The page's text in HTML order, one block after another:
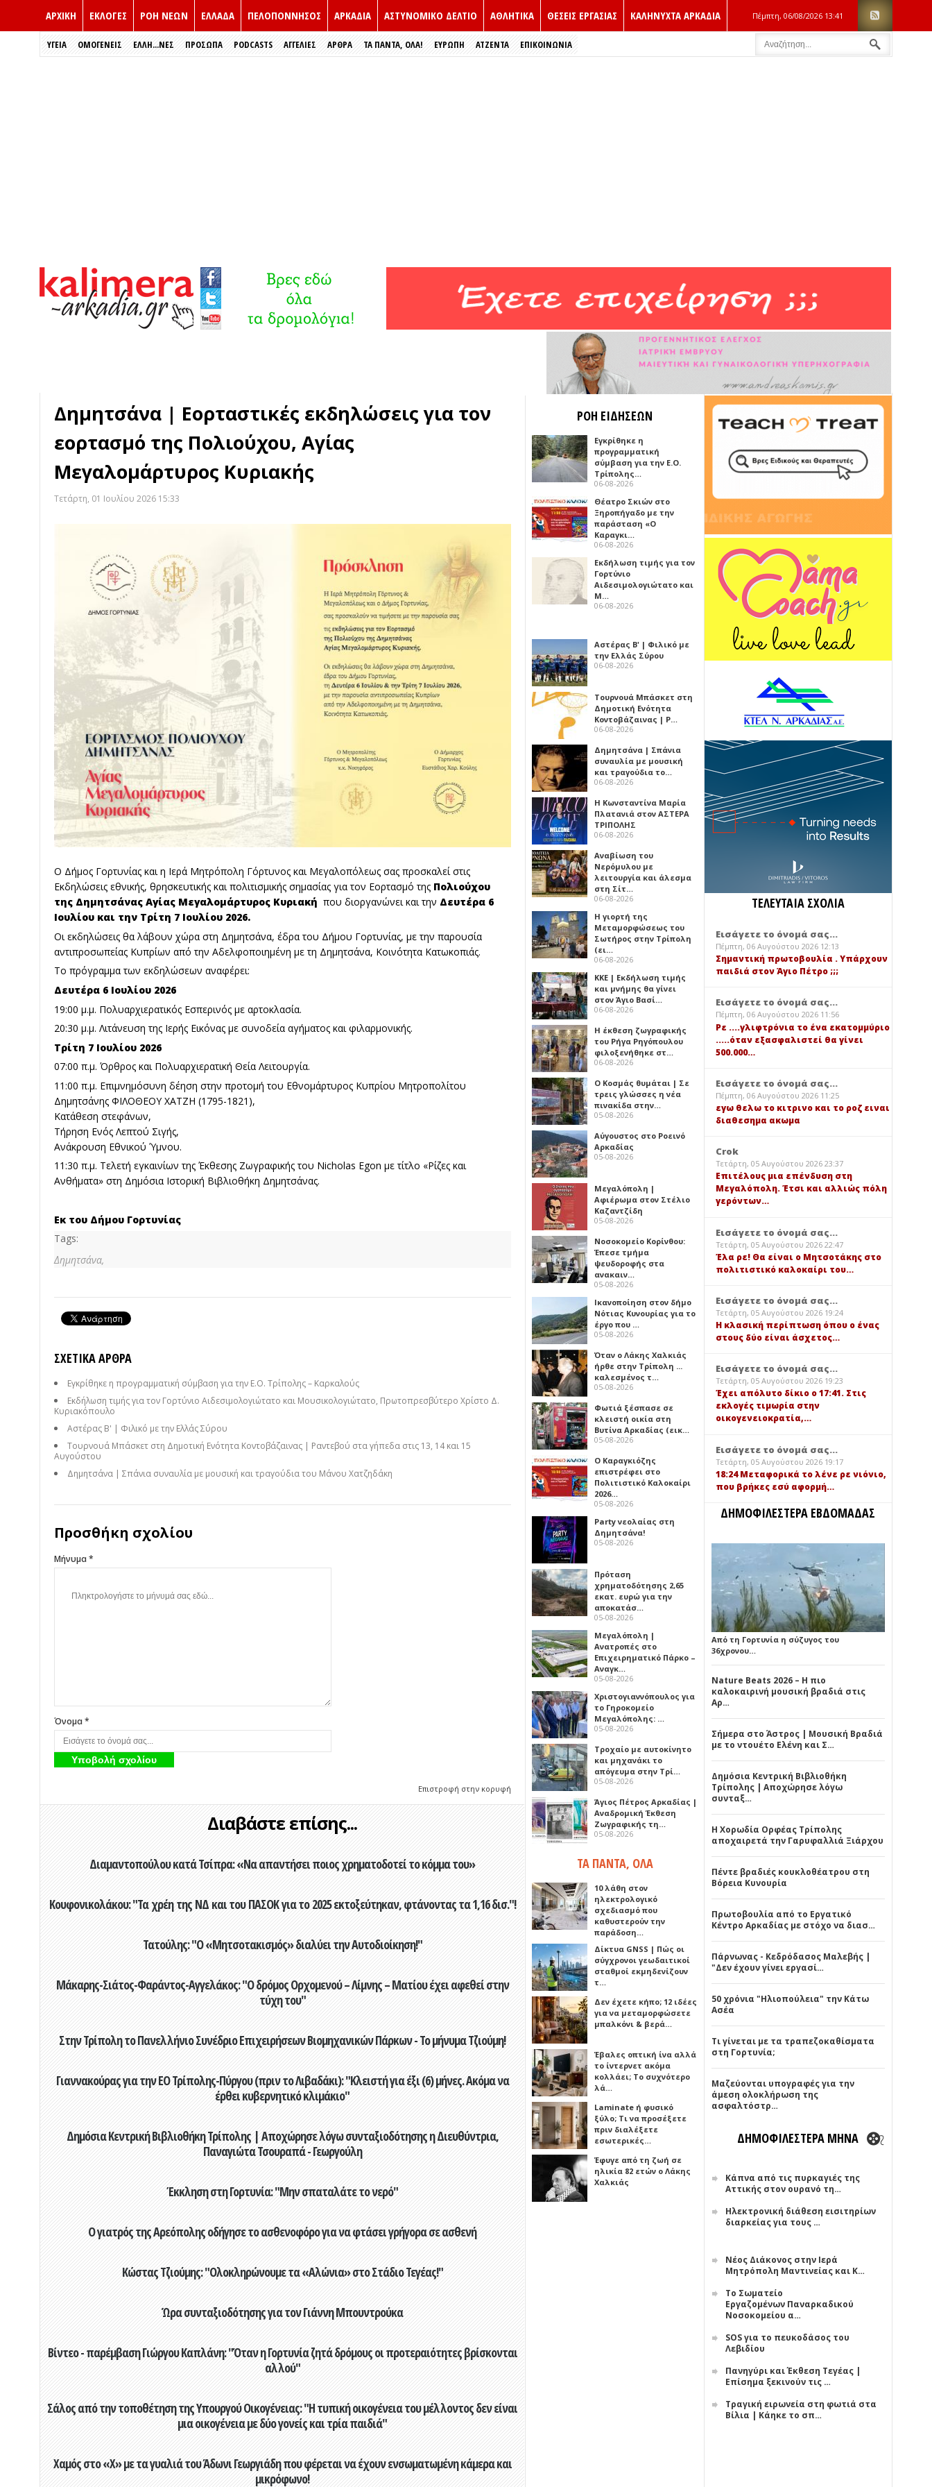
ΑΡΧΙΚΗ ΕΚΛΟΓΈΣ ΡΟΗ ΝΕΩΝ ΕΛΛΑΔΑ ΠΕΛΟΠΟΝΝΗΣΟΣ ΑΡΚΑΔΙΑ ΑΣΤΥΝΟΜΙΚΟ ΔΕΛΤΙΟ ΑΘΛΗΤΙΚΑ ΘΕΣΕΙΣ ΕΡΓΑΣΙΑΣ ΚΑΛΗΝΥΧΤΑ ΑΡΚΑΔΙΑ Πέμπτη, 06/08/2026 13:41
ΥΓΕΙΑ ΟΜΟΓΕΝΕΙΣ ΈΛΛΗ...ΝΕΣ ΠΡΌΣΩΠΑ PODCASTS ΑΓΓΕΛΙΕΣ ΑΡΘΡΑ ΤΑ ΠΑΝΤΑ, ΟΛΑ! ΕΥΡΏΠΗ ΑΤΖΕΝΤΑ ΕΠΙΚΟΙΝΩΝΙΑ
Δημητσάνα | Εορταστικές εκδηλώσεις για τον
εορτασμό της Πολιούχου, Αγίας
Μεγαλομάρτυρος Κυριακής
Τετάρτη, 01 Ιουλίου 2026 15:33
Ο Δήμος Γορτυνίας και η Ιερά Μητρόπολη Γόρτυνος και Μεγαλοπόλεως σας προσκαλεί στις
Εκδηλώσεις εθνικής, θρησκευτικής και πολιτισμικής σημασίας για τον Εορτασμό της Πολιούχου
της Δημητσάνας Αγίας Μεγαλομάρτυρος Κυριακή που διοργανώνει και την Δευτέρα 6
Ιουλίου και την Τρίτη 7 Ιουλίου 2026.
Οι εκδηλώσεις θα λάβουν χώρα στη Δημητσάνα, έδρα του Δήμου Γορτυνίας, με την παρουσία
αντιπροσωπείας Κυπρίων από την Αδελφοποιημένη με τη Δημητσάνα, Κοινότητα Κατωκοπιάς.
Το πρόγραμμα των εκδηλώσεων αναφέρει:
Δευτέρα 6 Ιουλίου 2026
19:00 μ.μ. Πολυαρχιερατικός Εσπερινός με αρτοκλασία.
20:30 μ.μ. Λιτάνευση της Ιερής Εικόνας με συνοδεία αγήματος και φιλαρμονικής.
Τρίτη 7 Ιουλίου 2026
07:00 π.μ. Όρθρος και Πολυαρχιερατική Θεία Λειτουργία.
11:00 π.μ. Επιμνημόσυνη δέηση στην προτομή του Εθνομάρτυρος Κυπρίου Μητροπολίτου
Δημητσάνης ΦΙΛΟΘΕΟΥ ΧΑΤΖΗ (1795-1821),
Κατάθεση στεφάνων,
Τήρηση Ενός Λεπτού Σιγής,
Ανάκρουση Εθνικού Ύμνου.
11:30 π.μ. Τελετή εγκαινίων της Έκθεσης Ζωγραφικής του Nicholas Egon με τίτλο «Ρίζες και
Ανθήματα» στη Δημόσια Ιστορική Βιβλιοθήκη Δημητσάνας.
Εκ του Δήμου Γορτυνίας
Tags:
Δημητσάνα,
ΣΧΕΤΙΚΆ ΆΡΘΡΑ
Εγκρίθηκε η προγραμματική σύμβαση για την Ε.Ο. Τρίπολης – Καρκαλούς
Εκδήλωση τιμής για τον Γορτύνιο Αιδεσιμολογιώτατο και Μουσικολογιώτατο, Πρωτοπρεσβύτερο Χρίστο Δ.
Κυριακόπουλο
Αστέρας Β' | Φιλικό με την Ελλάς Σύρου
Τουρνουά Μπάσκετ στη Δημοτική Ενότητα Κοντοβάζαινας | Ραντεβού στα γήπεδα στις 13, 14 και 15
Αυγούστου
Δημητσάνα | Σπάνια συναυλία με μουσική και τραγούδια του Μάνου Χατζηδάκη
Προσθήκη σχολίου
Μήνυμα *
Όνομα *
Επιστροφή στην κορυφή
Διαβάστε επίσης...
Διαμαντοπούλου κατά Τσίπρα: «Να απαντήσει ποιος χρηματοδοτεί το κόμμα του»
Κουφονικολάκου: "Τα χρέη της ΝΔ και του ΠΑΣΟΚ για το 2025 εκτοξεύτηκαν, φτάνοντας τα 1,16 δισ."!
Τατούλης: "Ο «Μητσοτακισμός» διαλύει την Αυτοδιοίκηση!"
Μάκαρης-Σιάτος-Φαράντος-Αγγελάκος: "Ο δρόμος Ορχομενού – Λίμνης – Ματίου έχει αφεθεί στην
τύχη του"
Στην Τρίπολη το Πανελλήνιο Συνέδριο Επιχειρήσεων Βιομηχανικών Πάρκων - Το μήνυμα Τζιούμη!
Γιαννακούρας για την EO Τρίπολης-Πύργου (πριν το Λιβαδάκι): "Κλειστή για έξι (6) μήνες. Ακόμα να
έρθει κυβερνητικό κλιμάκιο"
Δημόσια Κεντρική Βιβλιοθήκη Τρίπολης | Αποχώρησε λόγω συνταξιοδότησης η Διευθύντρια,
Παναγιώτα Τσουραπά - Γεωργούλη
Έκκληση στη Γορτυνία: "Μην σπαταλάτε το νερό"
Ο γιατρός της Αρεόπολης οδήγησε το ασθενοφόρο για να φτάσει γρήγορα σε ασθενή
Κώστας Τζιούμης: "Ολοκληρώνουμε τα «Αλώνια» στο Στάδιο Τεγέας!"
Ώρα συνταξιοδότησης για τον Γιάννη Μπουντρούκα
Βίντεο - παρέμβαση Γιώργου Καπλάνη: "Όταν η Γορτυνία ζητά δρόμους οι προτεραιότητες βρίσκονται
αλλού"
Σάλος από την τοποθέτηση της Υπουργού Οικογένειας: "Η τυπική οικογένεια του μέλλοντος δεν είναι
μια οικογένεια με δύο γονείς και τρία παιδιά"
Χαμός στο «X» με τα γυαλιά του Άδωνι Γεωργιάδη που φέρεται να έχουν ενσωματωμένη κάμερα και
μικρόφωνο!
ΡΟΗ ΕΙΔΗΣΕΩΝ
Εγκρίθηκε η
προγραμματική
σύμβαση για την Ε.Ο.
Τρίπολης…
06-08-2026
Θέατρο Σκιών στο
Ξηροπήγαδο με την
παράσταση «Ο
Καραγκι…
06-08-2026
Εκδήλωση τιμής για τον
Γορτύνιο
Αιδεσιμολογιώτατο και
Μ…
06-08-2026
Αστέρας Β' | Φιλικό με
την Ελλάς Σύρου
06-08-2026
Τουρνουά Μπάσκετ στη
Δημοτική Ενότητα
Κοντοβάζαινας | Ρ…
06-08-2026
Δημητσάνα | Σπάνια
συναυλία με μουσική
και τραγούδια το…
06-08-2026
Η Κωνσταντίνα Μαρία
Πλατανιά στον ΑΣΤΕΡΑ
ΤΡΙΠΟΛΗΣ
06-08-2026
Αναβίωση του
Νερόμυλου με
λειτουργία και άλεσμα
στη Σίτ…
06-08-2026
Η γιορτή της
Μεταμορφώσεως του
Σωτήρος στην Τρίπολη
(ει…
06-08-2026
ΚΚΕ | Εκδήλωση τιμής
και μνήμης θα γίνει
στον Άγιο Βασί…
06-08-2026
Η έκθεση ζωγραφικής
του Ρήγα Ρηγόπουλου
φιλοξενήθηκε στ…
06-08-2026
Ο Κοσμάς θυμάται | Σε
τρεις γλώσσες η νέα
πινακίδα στην…
05-08-2026
Αύγουστος στο Ροεινό
Αρκαδίας
05-08-2026
Μεγαλόπολη |
Αφιέρωμα στον Στέλιο
Καζαντζίδη
05-08-2026
Νοσοκομείο Κορίνθου:
Έπεσε τμήμα
ψευδοροφής στα
ανακαιν…
05-08-2026
Ικανοποίηση στον δήμο
Νότιας Κυνουρίας για το
έργο που …
05-08-2026
Όταν ο Λάκης Χαλκιάς
ήρθε στην Τρίπολη ...
καλεσμένος τ…
05-08-2026
Φωτιά ξέσπασε σε
κλειστή οικία στη
Βυτίνα Αρκαδίας (εικ…
05-08-2026
Ο Καραγκιόζης
επιστρέφει στο
Πολιτιστικό Καλοκαίρι
2026…
05-08-2026
Party νεολαίας στη
Δημητσάνα!
05-08-2026
Πρόταση
χρηματοδότησης 2,65
εκατ. ευρώ για την
αποκατάσ…
05-08-2026
Μεγαλόπολη |
Ανατροπές στο
Επιχειρηματικό Πάρκο –
Αναγκ…
05-08-2026
Χριστογιαννόπουλος για
το Γηροκομείο
Μεγαλόπολης: …
05-08-2026
Τροχαίο με αυτοκίνητο
και μηχανάκι το
απόγευμα στην Τρί…
05-08-2026
Άγιος Πέτρος Αρκαδίας |
Αναδρομική Έκθεση
Ζωγραφικής τη…
05-08-2026
ΤΑ ΠΑΝΤΑ, ΟΛΑ
10 λάθη στον
ηλεκτρολογικό
σχεδιασμό που
καθυστερούν την
παράδοση…
Δίκτυα GNSS | Πώς οι
σύγχρονοι γεωδαιτικοί
σταθμοί εκμηδενίζουν
τ…
Δεν έχετε κήπο; 12 ιδέες
για να μεταμορφώσετε
μπαλκόνι & βερά…
Έβαλες οπτική ίνα αλλά
το ίντερνετ ακόμα
κολλάει; Το συχνότερο
λά…
Laminate ή φυσικό
ξύλο; Τι να προσέξετε
πριν διαλέξετε
εσωτερικές…
Έφυγε από τη ζωή σε
ηλικία 82 ετών ο Λάκης
Χαλκιάς
ΤΕΛΕΥΤΑΙΑ ΣΧΟΛΙΑ
Εισάγετε το όνομά σας...
Πέμπτη, 06 Αυγούστου 2026 12:13
Σημαντική πρωτοβουλία . Υπάρχουν
παιδιά στον Άγιο Πέτρο ;;;
Εισάγετε το όνομά σας...
Πέμπτη, 06 Αυγούστου 2026 11:56
Ρε ....γλιφτρόνια το ένα εκατομμύριο
.....όταν εξασφαλιστεί θα γίνει
500.000…
Εισάγετε το όνομά σας...
Πέμπτη, 06 Αυγούστου 2026 11:25
εγω θελω το κιτρινο και το ροζ ειναι
διαθεσημα ακωμα
Crok
Τετάρτη, 05 Αυγούστου 2026 23:37
Επιτέλους μια επένδυση στη
Μεγαλόπολη. Έτσι και αλλιώς πόλη
γερόντων…
Εισάγετε το όνομά σας...
Τετάρτη, 05 Αυγούστου 2026 22:47
Έλα ρε! Θα είναι ο Μητσοτάκης στο
πολιτιστικό καλοκαίρι του…
Εισάγετε το όνομά σας...
Τετάρτη, 05 Αυγούστου 2026 19:24
Η κλασική περίπτωση όπου ο ένας
στους δύο είναι άσχετος…
Εισάγετε το όνομά σας...
Τετάρτη, 05 Αυγούστου 2026 19:23
Έχει απόλυτο δίκιο ο 17:41. Στις
εκλογές τιμωρία στην
οικογενειοκρατία,…
Εισάγετε το όνομά σας...
Τετάρτη, 05 Αυγούστου 2026 19:17
18:24 Μεταφορικά το λένε ρε νιόνιο,
που βρήκες εσύ αφορμή…
ΔΗΜΟΦΙΛΕΣΤΕΡΑ ΕΒΔΟΜΑΔΑΣ
Από τη Γορτυνία η σύζυγος του
36χρονου…
Nature Beats 2026 – Η πιο
καλοκαιρινή μουσική βραδιά στις
Αρ…
Σήμερα στο Άστρος | Μουσική Βραδιά
με το ντουέτο Ελένη και Σ…
Δημόσια Κεντρική Βιβλιοθήκη
Τρίπολης | Αποχώρησε λόγω
συνταξ…
Η Χορωδία Ορφέας Τρίπολης
αποχαιρετά την Γαρυφαλλιά Ξιάρχου
Πέντε βραδιές κουκλοθέατρου στη
Βόρεια Κυνουρία
Πρωτοβουλία από το Εργατικό
Κέντρο Αρκαδίας με στόχο να διασ…
Πάρνωνας - Κεδρόδασος Μαλεβής |
"Δεν έχουν γίνει εργασί…
50 χρόνια "Ηλιοπούλεια" την Κάτω
Ασέα
Τι γίνεται με τα τραπεζοκαθίσματα
στη Γορτυνία;
Μαζεύονται υπογραφές για την
άμεση ολοκλήρωση της
ασφαλτόστρ…
ΔΗΜΟΦΙΛΕΣΤΕΡΑ ΜΗΝΑ
Κάπνα από τις πυρκαγιές της
Αττικής στον ουρανό τη…
Ηλεκτρονική διάθεση εισιτηρίων
διαρκείας για τους …
Νέος Διάκονος στην Ιερά
Μητρόπολη Μαντινείας και Κ…
Το Σωματείο
Εργαζομένων Παναρκαδικού
Νοσοκομείου α…
SOS για το πευκοδάσος του
Λεβιδίου
Πανηγύρι και Έκθεση Τεγέας |
Επίσημα ξεκινούν τις …
Τραγική ειρωνεία στη φωτιά στα
Βίλια | Κάηκε το σπ…